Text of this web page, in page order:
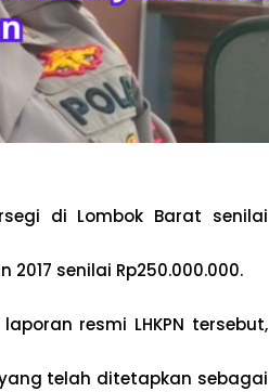
di Lombok Barat senilai
senilai Rp250.000.000.
resmi LHKPN tersebut,
telah ditetapkan sebagai